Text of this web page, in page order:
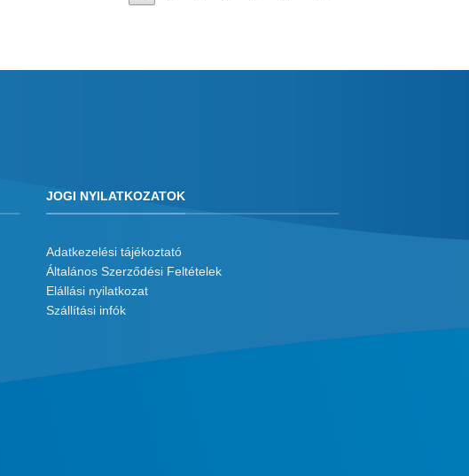
JOGI NYILATKOZATOK
Adatkezelési tájékoztató
Általános Szerződési Feltételek
Elállási nyilatkozat
Szállítási infók